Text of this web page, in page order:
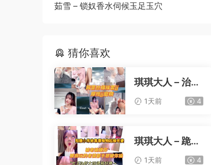
茹雪 – 锁奴香水伺候玉足玉穴
猜你喜欢
琪琪大人 – 治疗
1天前 4
琪琪大人 – 跪着
看我玩你老婆
1天前 4